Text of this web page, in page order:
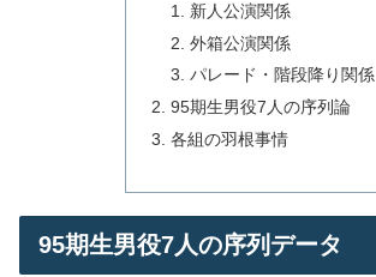
新人公演関係
外箱公演関係
パレード・階段降り関係
95期生男役7人の序列論
各組の羽根事情
95期生男役7人の序列データ